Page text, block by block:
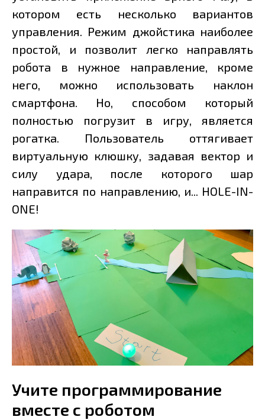
котором есть несколько вариантов
управления. Режим джойстика наиболее
простой, и позволит легко направлять
робота в нужное направление, кроме
него, можно использовать наклон
смартфона. Но, способом который
полностью погрузит в игру, является
рогатка. Пользователь оттягивает
виртуальную клюшку, задавая вектор и
силу удара, после которого шар
направится по направлению, и... HOLE-IN-
ONE!
Учите программирование
вместе с роботом